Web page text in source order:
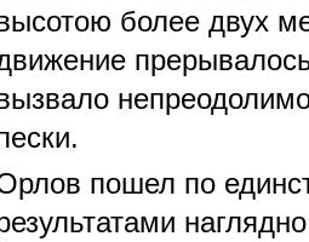
более двух
пошел по